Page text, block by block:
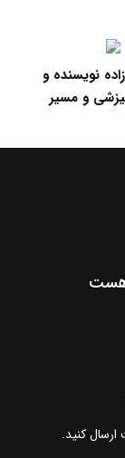
- بزرگترین
دنیا
هست
کنید.